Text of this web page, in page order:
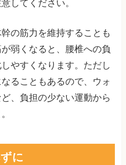
してください。
の筋力を維持することも
弱くなると、腰椎への負
やすくなります。ただし
ることもあるので、ウォ
、負担の少ない運動から
に